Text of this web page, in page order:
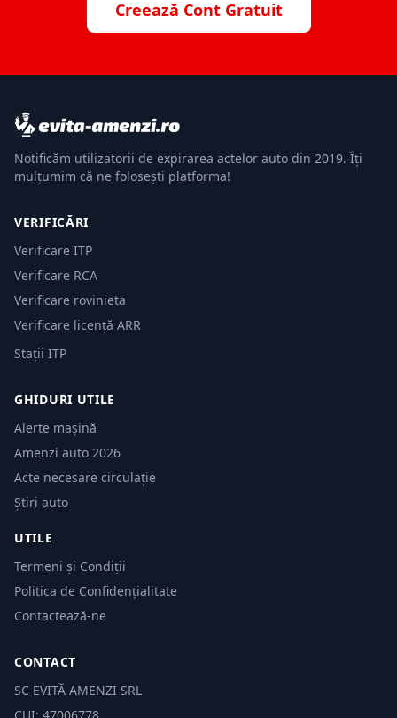
Creează Cont Gratuit
Notificăm utilizatorii de expirarea actelor auto din 2019. Îți
mulțumim că ne folosești platforma!
VERIFICĂRI
Verificare ITP
Verificare RCA
Verificare rovinieta
Verificare licență ARR
Stații ITP
GHIDURI UTILE
Alerte mașină
Amenzi auto 2026
Acte necesare circulație
Știri auto
UTILE
Termeni și Condiții
Politica de Confidențialitate
Contactează-ne
CONTACT
SC EVITĂ AMENZI SRL